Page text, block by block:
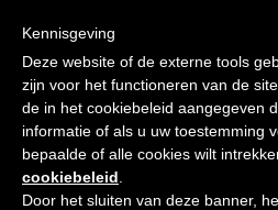
content
Afrekenen
Open
mobile
menu
Close
mobile
menu
Kennisgeving
Deze website of de externe tools
zijn voor het functioneren van de
de in het cookiebeleid aangegeven
informatie of als u uw toestemming
bepaalde of alle cookies wilt
cookiebeleid
Door het sluiten van deze banner,